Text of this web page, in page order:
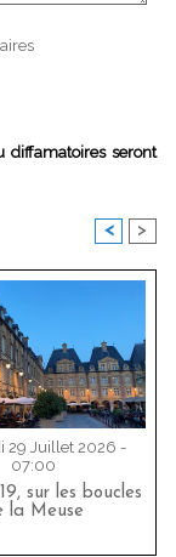
diffamatoires seront
< >
29 Juillet 2026 -
07:00
sur les boucles
la Meuse